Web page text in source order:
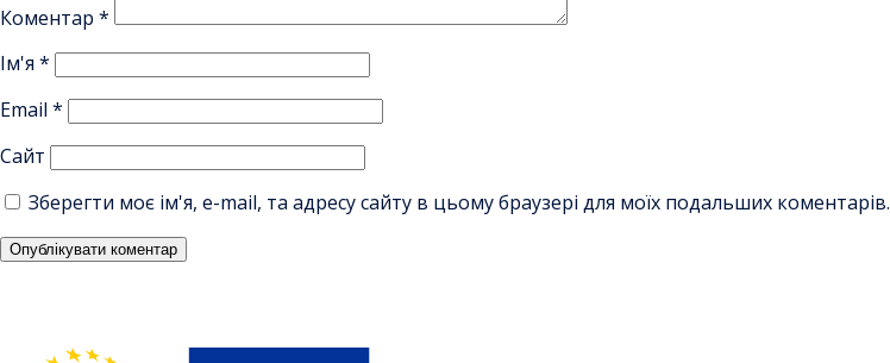
Коментар *
Ім'я *
Email *
Сайт
Зберегти моє ім'я, e-mail, та адресу сайту в цьому браузері для моїх подальших коментарів.